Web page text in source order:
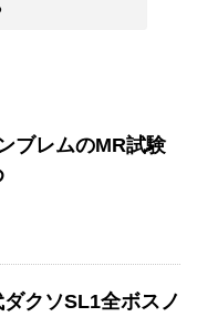
ブレムのMR試験
ダクソSL1全ボスノ